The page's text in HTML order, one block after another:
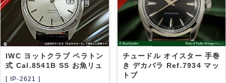
IWC ヨットクラブ ペラトン
式 Cal.8541B SS お魚リュ
[ IP-2621 ]
チュードル オイスター 手巻
き デカバラ Ref.7934 マッ
トブ